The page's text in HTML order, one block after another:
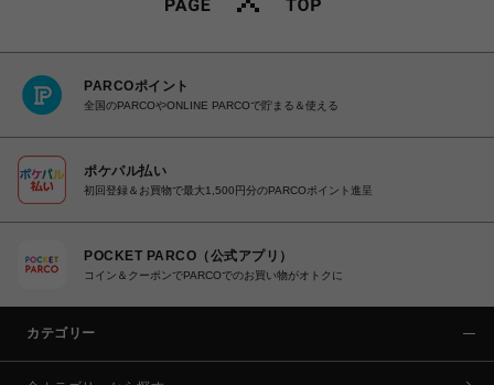
PARCOポイント
全国のPARCOやONLINE PARCOで貯まる＆使える
ポケパル払い
初回登録＆お買物で最大1,500円分のPARCOポイント進呈
POCKET PARCO（公式アプリ）
コイン＆クーポンでPARCOでのお買い物がオトクに
カテゴリー